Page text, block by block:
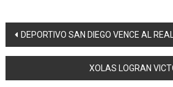
Navegación
de
entrada
DEPORTIVO SAN DIEGO VENCE AL
XOLAS LOGRAN